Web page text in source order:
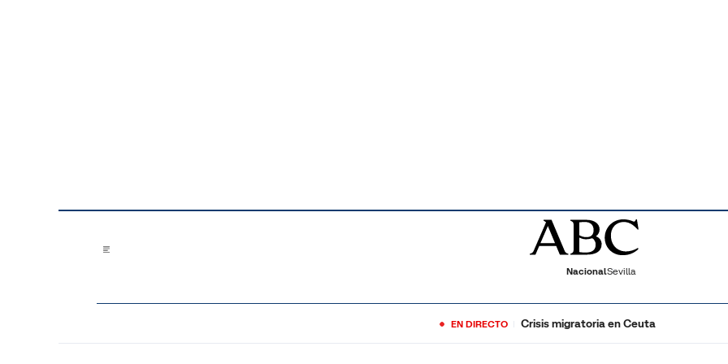
NacionalSevilla
EN DIRECTO Crisis migratoria en Ceuta